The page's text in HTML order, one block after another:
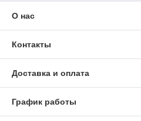
О нас
Контакты
Доставка и оплата
График работы